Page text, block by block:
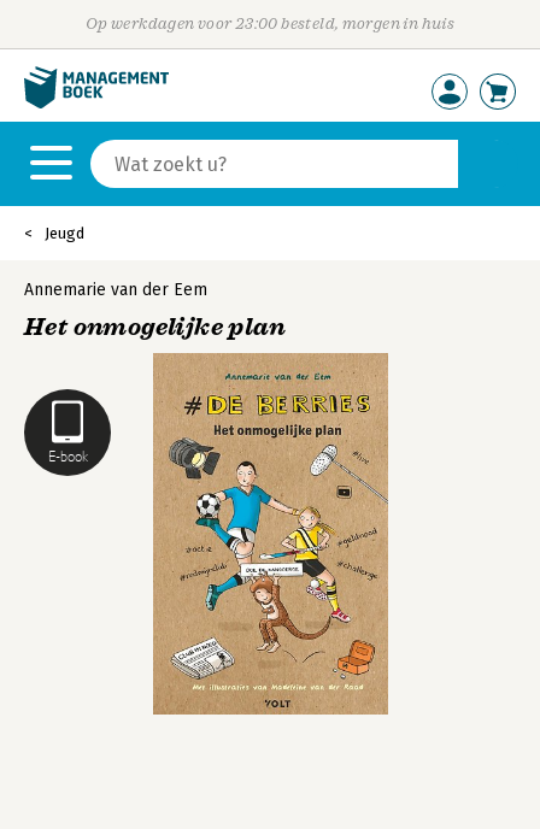
Op werkdagen voor 23:00 besteld, morgen in huis
Jeugd
E-book
Annemarie van der Eem
Het onmogelijke plan